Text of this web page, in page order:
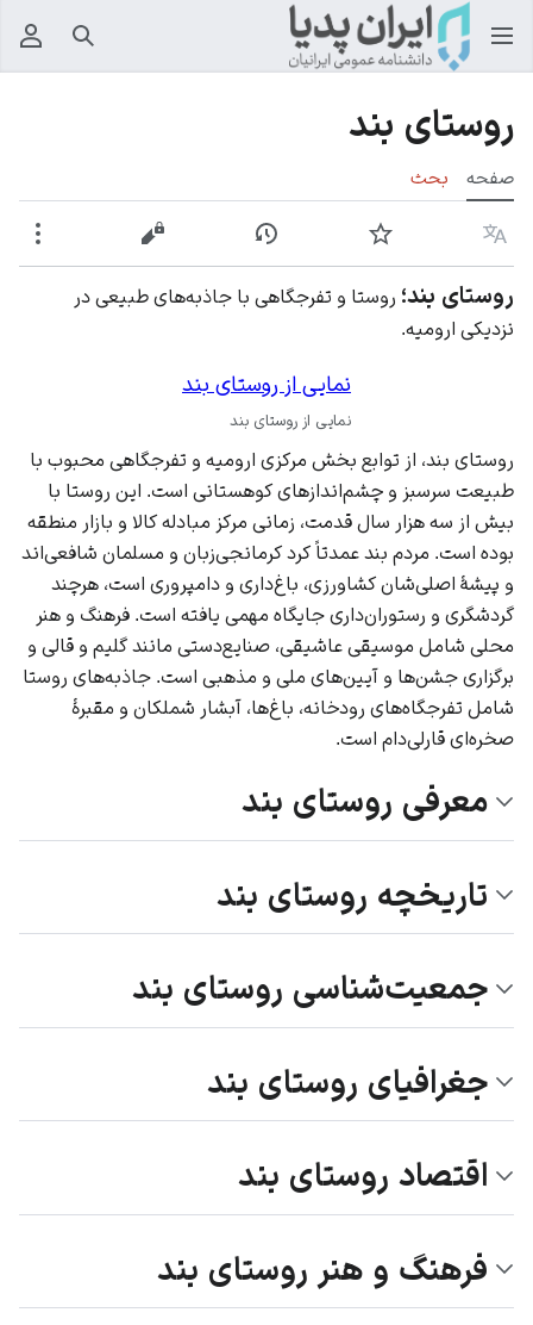
جستجو
روستای بند
صفحه بحث
زبان پیگیری نمایش تاریخچهنمایش مبدأ
روستای بند؛ روستا و تفرجگاهی با جاذبه‌های طبیعی در
نزدیکی ارومیه.
نمایی از روستای بند
نمایی از روستای بند
روستای بند، از توابع بخش مرکزی ارومیه و تفرجگاهی محبوب با
طبیعت سرسبز و چشم‌اندازهای کوهستانی است. این روستا با
بیش از سه هزار سال قدمت، زمانی مرکز مبادله کالا و بازار منطقه
بوده است. مردم بند عمدتاً کرد کرمانجی‌زبان و مسلمان شافعی‌اند
و پیشهٔ اصلی‌شان کشاورزی، باغ‌داری و دامپروری است، هرچند
گردشگری و رستوران‌داری جایگاه مهمی یافته است. فرهنگ و هنر
محلی شامل موسیقی عاشیقی، صنایع‌دستی مانند گلیم و قالی و
برگزاری جشن‌ها و آیین‌های ملی و مذهبی است. جاذبه‌های روستا
شامل تفرجگاه‌های رودخانه، باغ‌ها، آبشار شملکان و مقبرهٔ
صخره‌ای قارلی‌دام است.
معرفی روستای بند
تاریخچه روستای بند
جمعیت‌شناسی روستای بند
جغرافیای روستای بند
اقتصاد روستای بند
فرهنگ و هنر روستای بند